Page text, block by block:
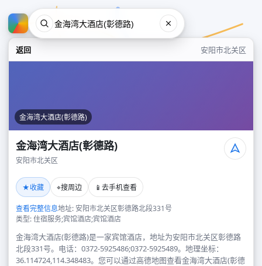
返回 安阳市北关区
金海湾大酒店(彰德路)
金海湾大酒店(彰德路)
安阳市北关区
★收藏 ⌖搜周边 📱 去手机查看
查看完整信息地址: 安阳市北关区彰德路北段331号
类型: 住宿服务;宾馆酒店;宾馆酒店
金海湾大酒店(彰德路)是一家宾馆酒店，地址为安阳市北关区彰德路
北段331号。电话：0372-5925486;0372-5925489。地理坐标：
36.114724,114.348483。您可以通过高德地图查看金海湾大酒店(彰德